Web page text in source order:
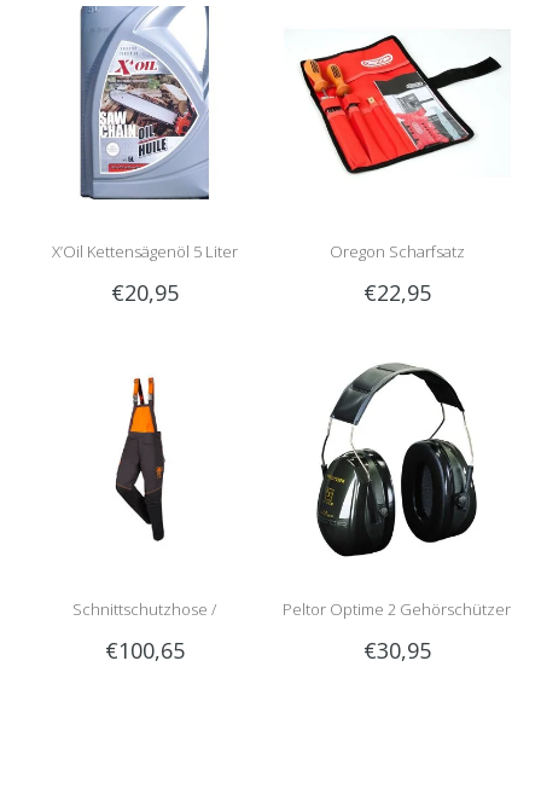
X’Oil Kettensägenöl 5 Liter
€20,95
Oregon Scharfsatz
€22,95
Schnittschutzhose /
Schnittschutzlatzhose Sip
€100,65
Peltor Optime 2 Gehörschützer
€30,95